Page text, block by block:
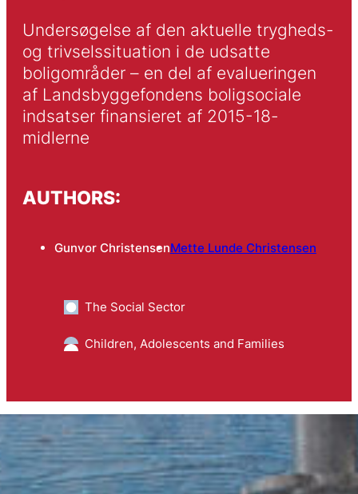
Undersøgelse af den aktuelle trygheds-
og trivselssituation i de udsatte
boligområder – en del af evalueringen
af Landsbyggefondens boligsociale
indsatser finansieret af 2015-18-
midlerne
AUTHORS:
Gunvor ChristensenMette Lunde Christensen
The Social Sector
Children, Adolescents and Families